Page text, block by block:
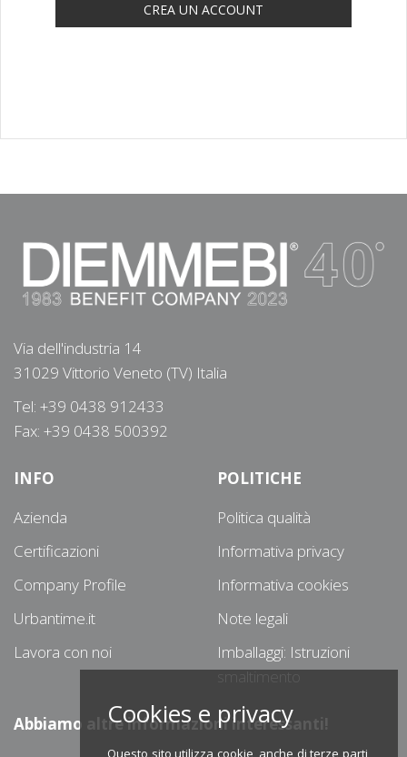
CREA UN ACCOUNT
Via dell'industria 14
31029 Vittorio Veneto (TV) Italia
Tel: +39 0438 912433
Fax: +39 0438 500392
INFO
Azienda
Certificazioni
Company Profile
Urbantime.it
Lavora con noi
POLITICHE
Politica qualità
Informativa privacy
Informativa cookies
Note legali
Imballaggi: Istruzioni
smaltimento
Abbiamo altre informazioni interessanti!
Cookies e privacy
Questo sito utilizza cookie, anche di terze parti,